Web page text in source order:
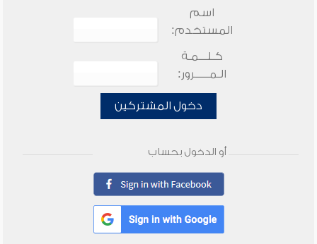
اسم
المستخدم:
كـلـــمـة
الـمـــــرور:
دخول المشتركين
أو الدخول بحساب